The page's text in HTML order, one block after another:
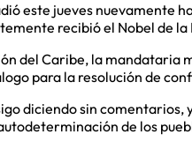
este jueves nuevamente
recibió el Nobel de la
del Caribe, la mandataria
para la resolución de
diciendo sin
de los